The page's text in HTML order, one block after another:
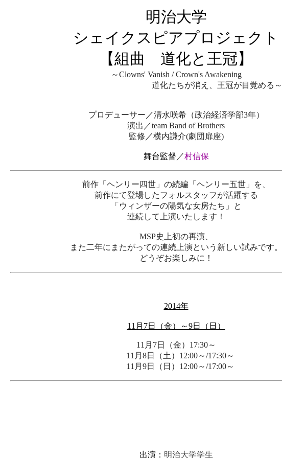
明治大学
シェイクスピアプロジェクト
【組曲 道化と王冠】
～Clowns' Vanish / Crown's Awakening
道化たちが消え、王冠が目覚める～
プロデューサー ／清水咲希（政治経済学部3年）
演出 ／team Band of Brothers
監修 ／横内謙介(劇団扉座)
舞台監督／村信保
前作「ヘンリー四世」の続編「ヘンリー五世」を、
前作にて登場したフォルスタッフが活躍する
「ウィンザーの陽気な女房たち」と
連続して上演いたします！
MSP史上初の再演、
また二年にまたがっての連続上演という新しい試みです。
どうぞお楽しみに！
2014年
11月7日（金）～9日（日）
11月7日（金）17:30～
11月8日（土）12:00～/17:30～
11月9日（日）12:00～/17:00～
出演： 明治大学学生